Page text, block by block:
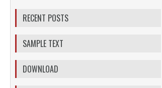
RECENT POSTS
SAMPLE TEXT
DOWNLOAD